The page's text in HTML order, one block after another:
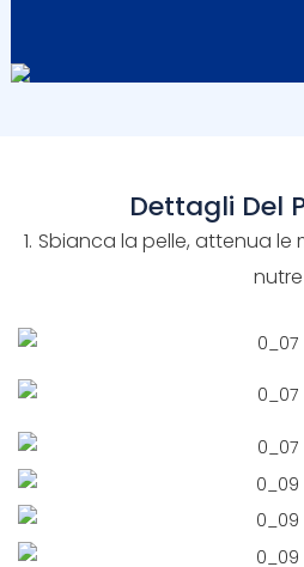
Dettagli Del
Sbianca la pelle, attenua le
nutre